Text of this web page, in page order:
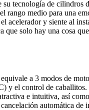
tecnología de
rango medio para una
acelerador y siente al
solo hay una cosa
a 3 modos de
y el control de
e intuitiva, así
automática